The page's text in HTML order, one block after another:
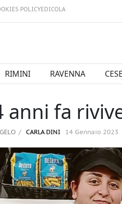
POLICYEDICOLA
RIMINI RAVENNA
anni fa
CARLA DINI 14 Gennaio 2023